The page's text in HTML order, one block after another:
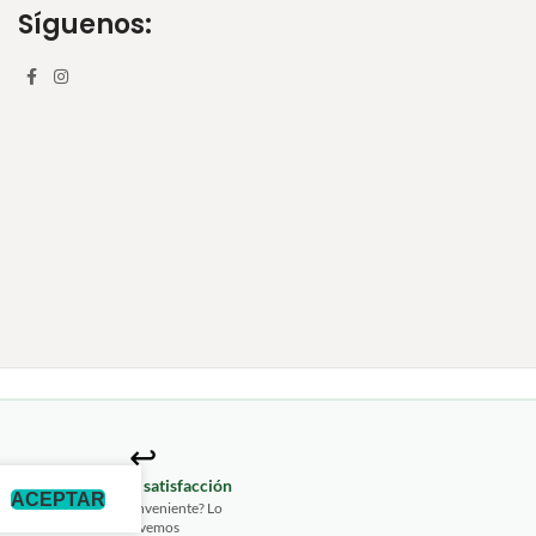
Síguenos:
ACEPTAR
↩️
Garantía de satisfacción
¿Algún inconveniente? Lo
resolvemos